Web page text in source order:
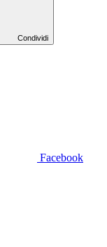
Condividi
Facebook